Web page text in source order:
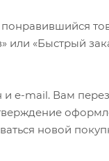
или «Быстрый
e-mail. Вам
новой